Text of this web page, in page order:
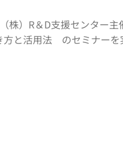
株）R＆D支援センター
方と活用法 のセミナーを